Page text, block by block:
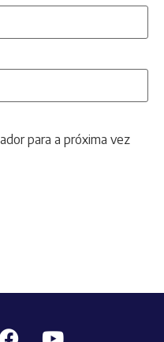
para a próxima vez